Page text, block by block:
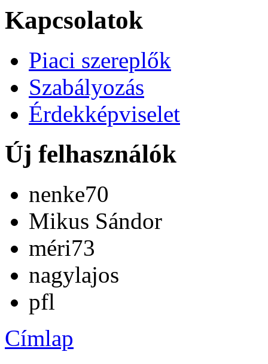
Kapcsolatok
Piaci szereplők
Szabályozás
Érdekképviselet
Új felhasználók
nenke70
Mikus Sándor
méri73
nagylajos
pfl
Címlap